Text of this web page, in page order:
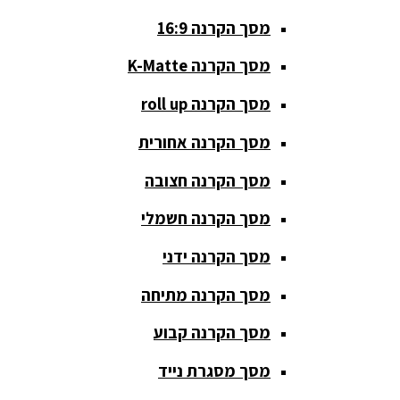
סאבים
וחצובות
ערכת קריוקי
שקטות
מערכות
הגברה
פלטות DJ
קונטרולים
מסך הקרנה 16:9
מסך הקרנה K-Matte
מסך הקרנה roll up
מסך הקרנה אחורית
מסך הקרנה חצובה
מסך הקרנה חשמלי
מסך הקרנה ידני
מסך הקרנה מתיחה
מסך הקרנה קבוע
מסך מסגרת נייד